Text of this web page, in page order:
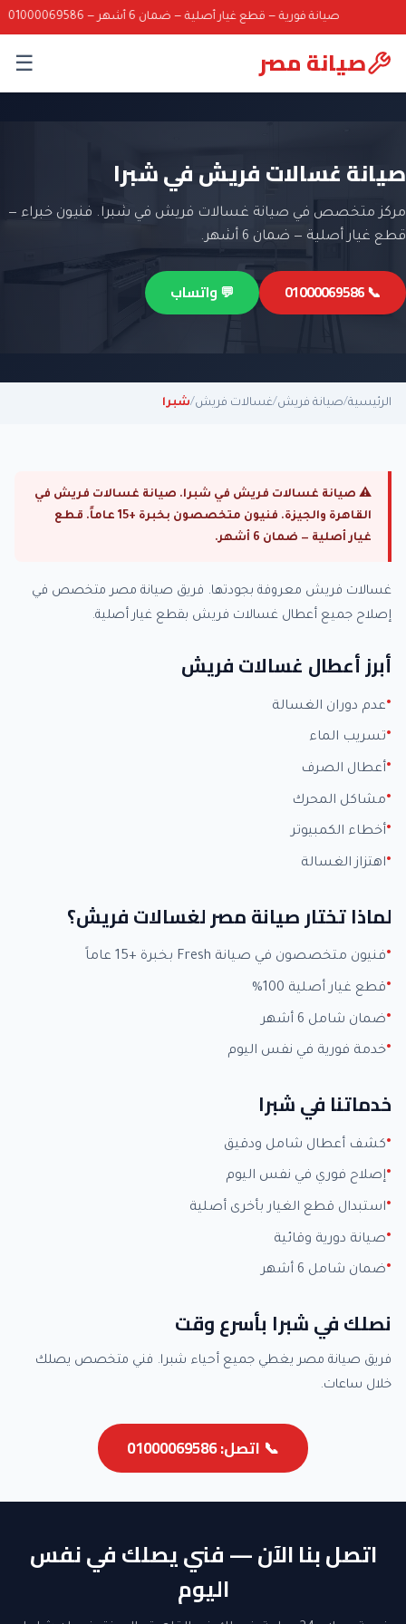
صيانة فورية — قطع غيار أصلية — ضمان 6 أشهر — 01000069586
صيانة مصر ☰
صيانة غسالات فريش في شبرا
مركز متخصص في صيانة غسالات فريش في شبرا. فنيون خبراء —
قطع غيار أصلية — ضمان 6 أشهر.
📞 01000069586 💬 واتساب
الرئيسية/صيانة فريش/غسالات فريش/شبرا
⚠ صيانة غسالات فريش في شبرا. صيانة غسالات فريش في
القاهرة والجيزة. فنيون متخصصون بخبرة +15 عاماً. قطع
غيار أصلية — ضمان 6 أشهر.
غسالات فريش معروفة بجودتها. فريق صيانة مصر متخصص في
إصلاح جميع أعطال غسالات فريش بقطع غيار أصلية.
أبرز أعطال غسالات فريش
عدم دوران الغسالة
تسريب الماء
أعطال الصرف
مشاكل المحرك
أخطاء الكمبيوتر
اهتزاز الغسالة
لماذا تختار صيانة مصر لغسالات فريش؟
فنيون متخصصون في صيانة Fresh بخبرة +15 عاماً
قطع غيار أصلية 100%
ضمان شامل 6 أشهر
خدمة فورية في نفس اليوم
خدماتنا في شبرا
كشف أعطال شامل ودقيق
إصلاح فوري في نفس اليوم
استبدال قطع الغيار بأخرى أصلية
صيانة دورية وقائية
ضمان شامل 6 أشهر
نصلك في شبرا بأسرع وقت
فريق صيانة مصر يغطي جميع أحياء شبرا. فني متخصص يصلك
خلال ساعات.
📞 اتصل: 01000069586
اتصل بنا الآن — فني يصلك في نفس
اليوم